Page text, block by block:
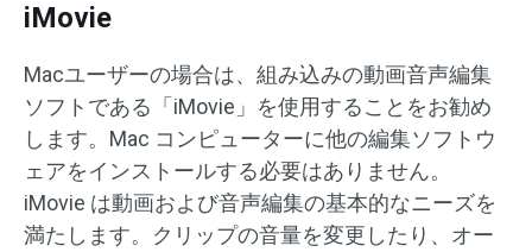
iMovie
Macユーザーの場合は、組み込みの動画音声編集
ソフトである「iMovie」を使用することをお勧め
します。Mac コンピューターに他の編集ソフトウ
ェアをインストールする必要はありません。
iMovie は動画および音声編集の基本的なニーズを
満たします。クリップの音量を変更したり、オー